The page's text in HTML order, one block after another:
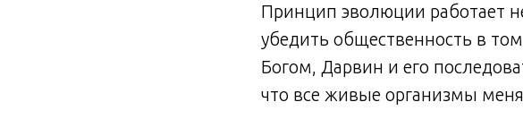
Принцип эволюции работает
убедить общественность в
Богом, Дарвин и его
что все живые организмы